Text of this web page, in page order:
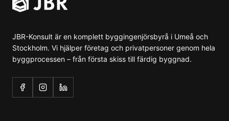
JBR-Konsult är en komplett byggingenjörsbyrå i Umeå och
Stockholm. Vi hjälper företag och privatpersoner genom hela
byggprocessen – från första skiss till färdig byggnad.